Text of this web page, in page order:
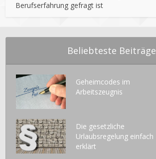
Berufserfahrung gefragt ist
Beliebteste Beiträge
Geheimcodes im
Arbeitszeugnis
Die gesetzliche
Urlaubsregelung einfach
erklärt